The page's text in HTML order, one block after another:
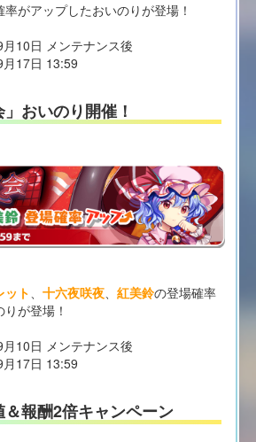
率がアップしたおいのりが登場！
10日 メンテナンス後
17日 13:59
」おいのり開催！
ット 十六夜咲夜、 紅美鈴の登場確率
が登場！
10日 メンテナンス後
17日 13:59
報酬2倍キャンペーン